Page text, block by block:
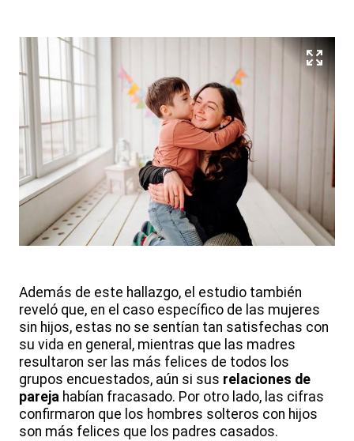
Además de este hallazgo, el estudio también
reveló que, en el caso específico de las mujeres
sin hijos, estas no se sentían tan satisfechas con
su vida en general, mientras que las madres
resultaron ser las más felices de todos los
grupos encuestados, aún si sus relaciones de
pareja habían fracasado. Por otro lado, las cifras
confirmaron que los hombres solteros con hijos
son más felices que los padres casados.